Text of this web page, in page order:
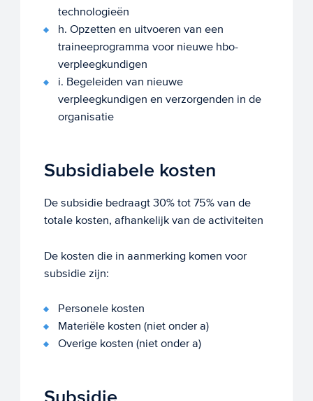
technologieën
h. Opzetten en uitvoeren van een
traineeprogramma voor nieuwe hbo-
verpleegkundigen
i. Begeleiden van nieuwe
verpleegkundigen en verzorgenden in de
organisatie
Subsidiabele kosten
De subsidie bedraagt 30% tot 75% van de
totale kosten, afhankelijk van de activiteiten
De kosten die in aanmerking komen voor
subsidie zijn:
Personele kosten
Materiële kosten (niet onder a)
Overige kosten (niet onder a)